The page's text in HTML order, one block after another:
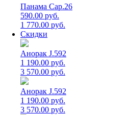
Панама Cap.26
590.00 руб.
1 770.00 руб.
Скидки
Анорак J.592
1 190.00 руб.
3 570.00 руб.
Анорак J.592
1 190.00 руб.
3 570.00 руб.